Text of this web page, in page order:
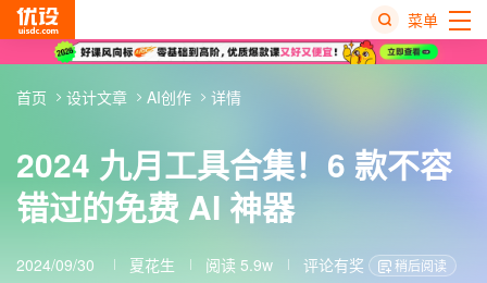
菜单
2024 九月工具合集！6 款不容
错过的免费 AI 神器
2024/09/30 夏花生 阅读 5.9w 评论有奖 稍后阅读
首页 设计文章 AI创作 详情